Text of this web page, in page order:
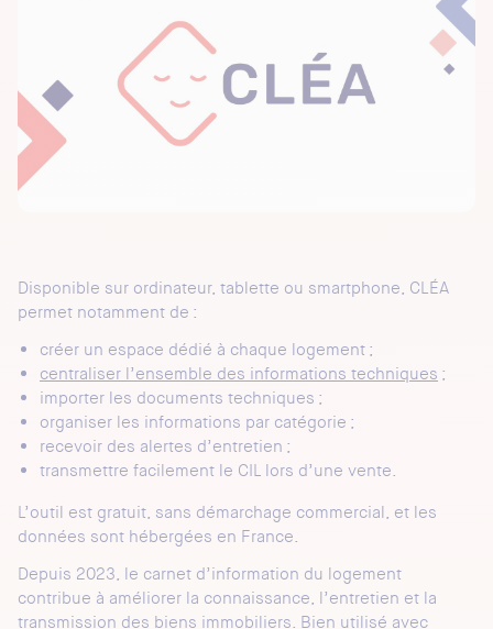
Disponible sur ordinateur, tablette ou smartphone, CLÉA
permet notamment de :
créer un espace dédié à chaque logement ;
centraliser l’ensemble des informations techniques ;
importer les documents techniques ;
organiser les informations par catégorie ;
recevoir des alertes d’entretien ;
transmettre facilement le CIL lors d’une vente.
L’outil est gratuit, sans démarchage commercial, et les
données sont hébergées en France.
Depuis 2023, le carnet d’information du logement
contribue à améliorer la connaissance, l’entretien et la
transmission des biens immobiliers. Bien utilisé avec